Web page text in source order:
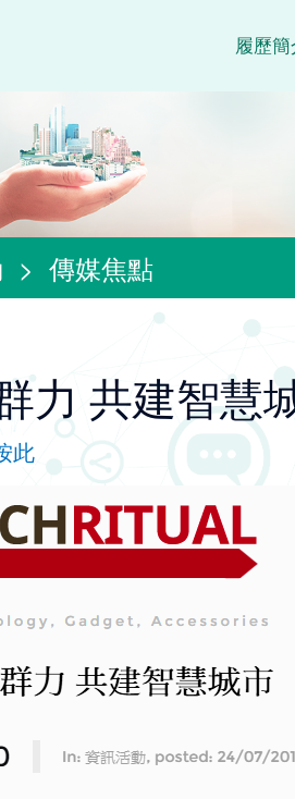
履歷簡
> 傳媒焦點
力 共建智慧
此